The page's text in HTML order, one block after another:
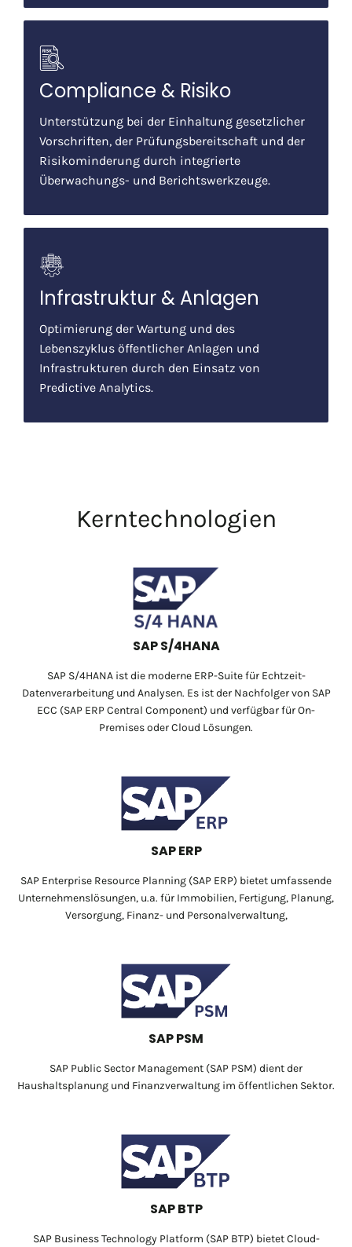
Compliance & Risiko
Unterstützung bei der Einhaltung gesetzlicher
Vorschriften, der Prüfungsbereitschaft und der
Risikominderung durch integrierte
Überwachungs- und Berichtswerkzeuge.
Infrastruktur & Anlagen
Optimierung der Wartung und des
Lebenszyklus öffentlicher Anlagen und
Infrastrukturen durch den Einsatz von
Predictive Analytics.
Kerntechnologien
SAP S/4HANA
SAP S/4HANA ist die moderne ERP-Suite für Echtzeit-
Datenverarbeitung und Analysen. Es ist der Nachfolger von SAP
ECC (SAP ERP Central Component) und verfügbar für On-
Premises oder Cloud Lösungen.
SAP ERP
SAP Enterprise Resource Planning (SAP ERP) bietet umfassende
Unternehmenslösungen, u.a. für Immobilien, Fertigung, Planung,
Versorgung, Finanz- und Personalverwaltung,
SAP PSM
SAP Public Sector Management (SAP PSM) dient der
Haushaltsplanung und Finanzverwaltung im öffentlichen Sektor.
SAP BTP
SAP Business Technology Platform (SAP BTP) bietet Cloud-